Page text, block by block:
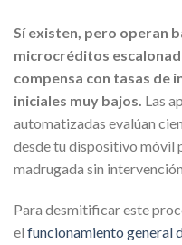
Sí existen, pero operan
microcréditos
compensa con tasas de
iniciales muy bajos. Las
automatizadas evalúan
desde tu dispositivo móvil
madrugada sin intervención
Para desmitificar este
el funcionamiento general